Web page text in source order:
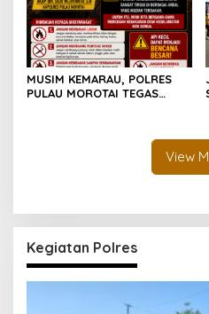
MUSIM KEMARAU, POLRES
PULAU MOROTAI TEGAS
MENJADI BENCANA BESAR
View
Kegiatan Polres